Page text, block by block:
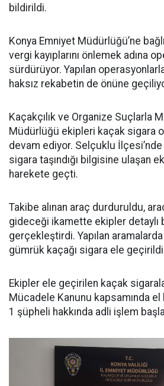
bildirildi.
Konya Emniyet Müdürlüğü’ne
vergi kayıplarını önlemek adına
sürdürüyor. Yapılan
haksız rekabetin de önüne
Kaçakçılık ve Organize Suçlarla
Müdürlüğü ekipleri kaçak sigara
devam ediyor. Selçuklu
sigara taşındığı bilgisine ulaşan
harekete geçti.
Takibe alınan araç durduruldu,
gideceği ikamette ekipler detaylı
gerçekleştirdi. Yapılan
gümrük kaçağı sigara ele
Ekipler ele geçirilen kaçak
Mücadele Kanunu kapsamında
1 şüpheli hakkında adli işlem